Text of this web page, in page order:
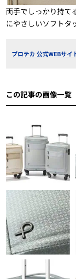
両手でしっかり持て
にやさしいソフトタ
プロテカ 公式WEBサイ
この記事の画像一覧